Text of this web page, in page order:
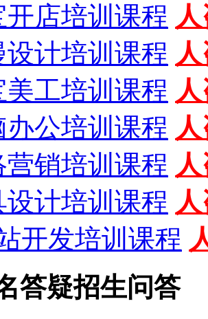
开店培训课程
设计培训课程
美工培训课程
办公培训课程
营销培训课程
设计培训课程
开发培训课程
答疑招生问答